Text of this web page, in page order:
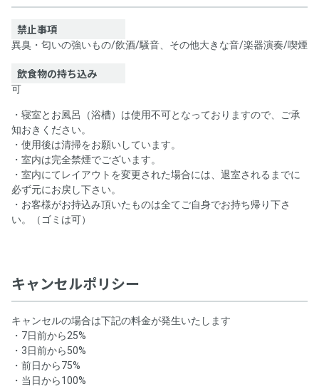
禁止事項
異臭・匂いの強いもの/飲酒/騒音、その他大きな音/楽器演奏/喫煙
飲食物の持ち込み
可
・寝室とお風呂（浴槽）は使用不可となっておりますので、ご承
知おきください。
・使用後は清掃をお願いしています。
・室内は完全禁煙でございます。
・室内にてレイアウトを変更された場合には、退室されるまでに
必ず元にお戻し下さい。
・お客様がお持込み頂いたものは全てご自身でお持ち帰り下さ
い。（ゴミは可）
キャンセルポリシー
キャンセルの場合は下記の料金が発生いたします
・7日前から25%
・3日前から50%
・前日から75%
・当日から100%